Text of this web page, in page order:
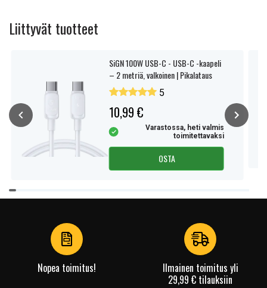
Liittyvät tuotteet
SiGN 100W USB-C - USB-C -kaapeli
– 2 metriä, valkoinen | Pikalataus
5
10,99 €
Varastossa, heti valmis
toimitettavaksi
OSTA
Item
1
Nopea toimitus!
Ilmainen toimitus yli
29,99 € tilauksiin